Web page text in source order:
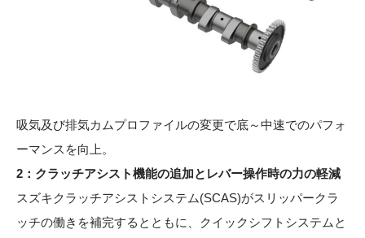
吸気及び排気カムプロファイルの変更で底～中速でのパフォ
ーマンスを向上。
2：クラッチアシスト機能の追加とレバー操作時の力の軽減
スズキクラッチアシストシステム(SCAS)がスリッパークラ
ッチの働きを補完するとともに、クイックシフトシステムと